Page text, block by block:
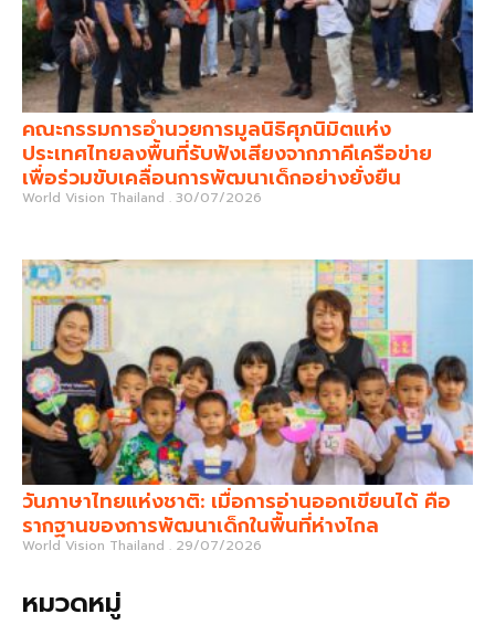
คณะกรรมการอำนวยการมูลนิธิศุภนิมิตแห่ง
ประเทศไทยลงพื้นที่รับฟังเสียงจากภาคีเครือข่าย
เพื่อร่วมขับเคลื่อนการพัฒนาเด็กอย่างยั่งยืน
World Vision Thailand 30/07/2026
วันภาษาไทยแห่งชาติ: เมื่อการอ่านออกเขียนได้ คือ
รากฐานของการพัฒนาเด็กในพื้นที่ห่างไกล
World Vision Thailand 29/07/2026
หมวดหมู่